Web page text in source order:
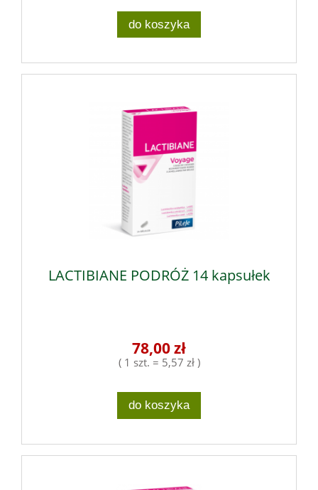
do koszyka
LACTIBIANE PODRÓŻ 14 kapsułek
78,00 zł
( 1 szt. = 5,57 zł )
do koszyka